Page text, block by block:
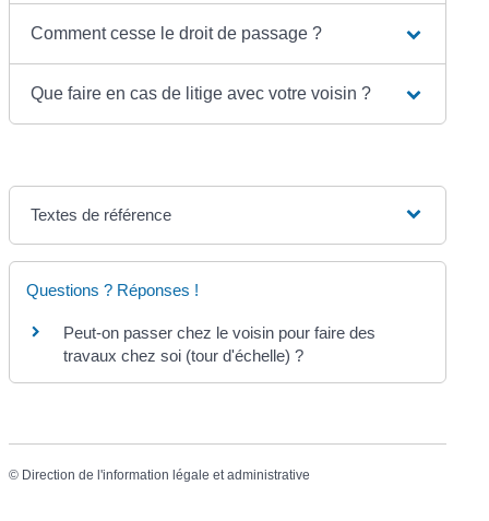
Comment cesse le droit de passage ?
Que faire en cas de litige avec votre voisin ?
Textes de référence
Questions ? Réponses !
Peut-on passer chez le voisin pour faire des
travaux chez soi (tour d'échelle) ?
© Direction de l'information légale et administrative